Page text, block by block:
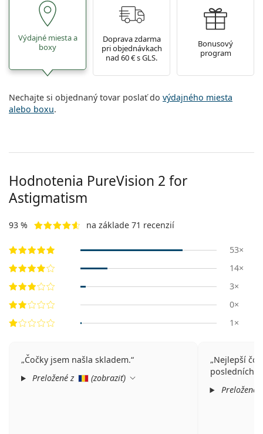
Výdajné miesta a
boxy
Doprava zdarma
pri objednávkach
nad 60 € s GLS.
Bonusový
program
Nechajte si objednaný tovar poslať do výdajného miesta
alebo boxu.
Hodnotenia PureVision 2 for
Astigmatism
93 % na základe 71 recenzií
53×
14×
3×
0×
1×
Čočky jsem našla skladem.
Preložené z
(zobraziť)
Nejlepší
posledních
Preložené